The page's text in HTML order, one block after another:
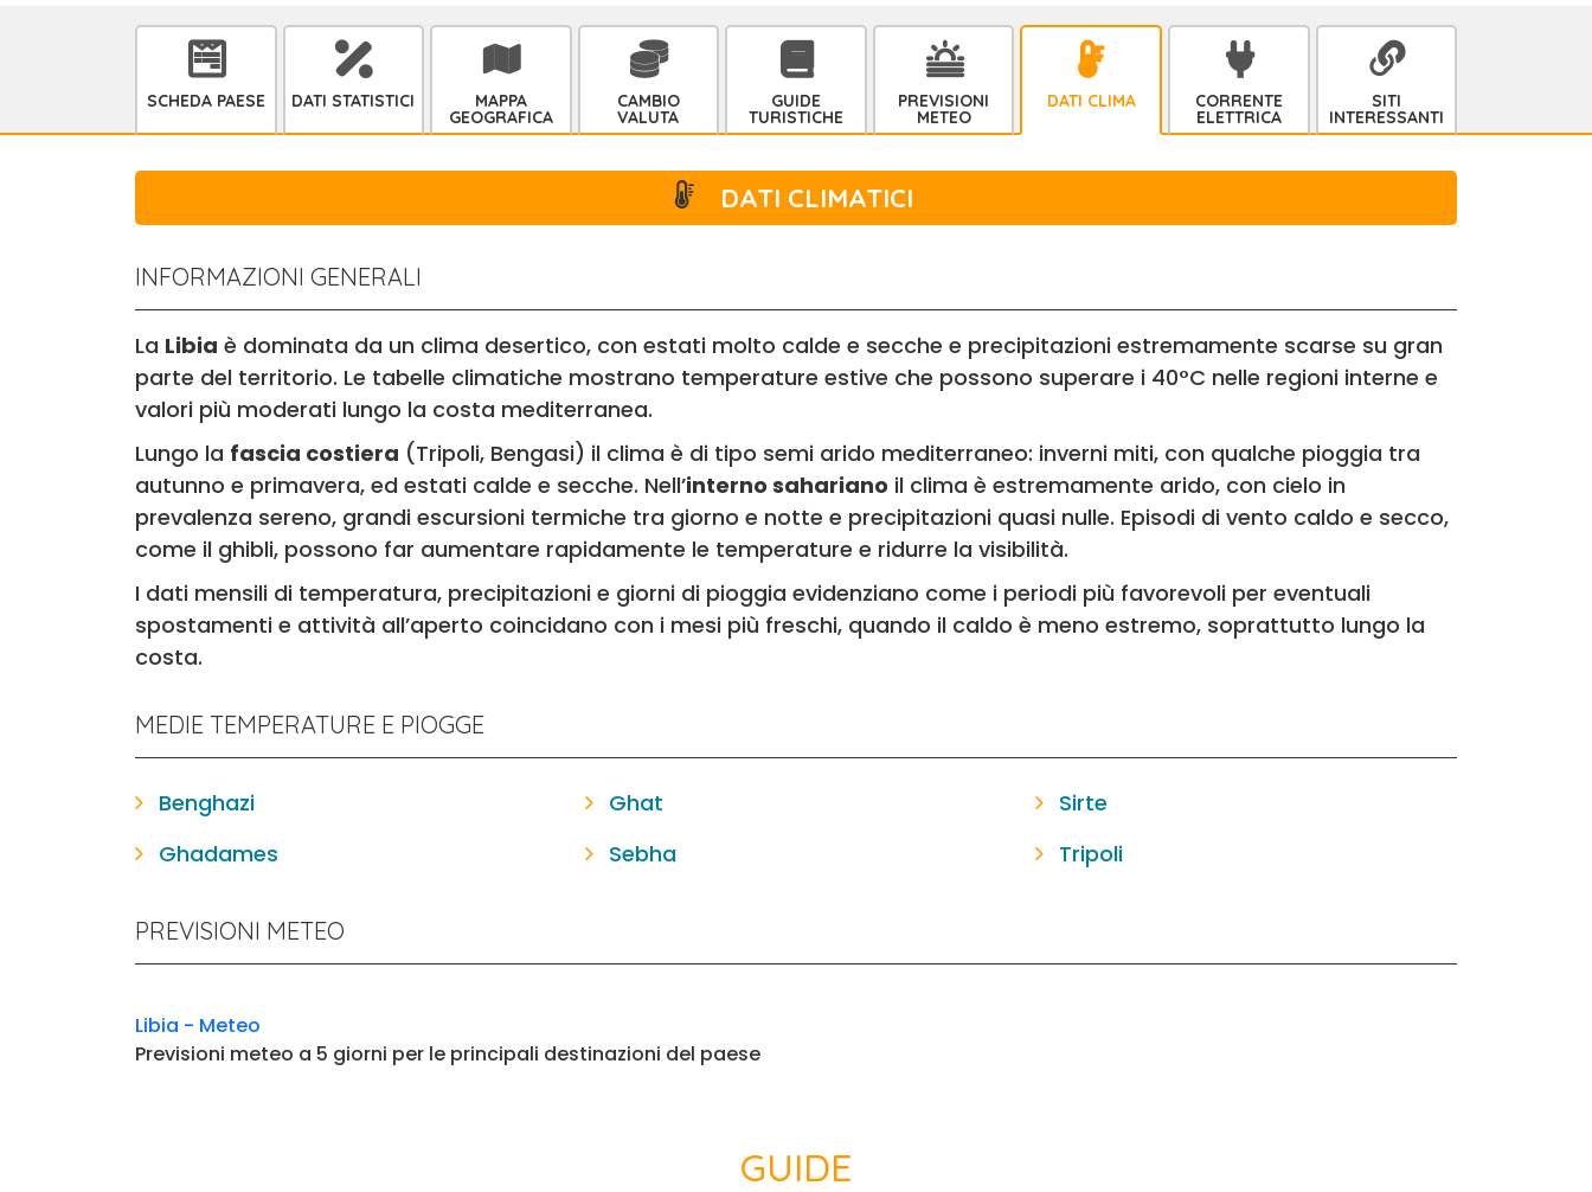
SCHEDA PAESE DATI STATISTICI MAPPA
GEOGRAFICA
CAMBIO
VALUTA
GUIDE
TURISTICHE
PREVISIONI
METEO
DATI CLIMA CORRENTE
ELETTRICA
SITI
INTERESSANTI
DATI CLIMATICI
INFORMAZIONI GENERALI
La Libia è dominata da un clima desertico, con estati molto calde e secche e precipitazioni estremamente scarse su gran
parte del territorio. Le tabelle climatiche mostrano temperature estive che possono superare i 40°C nelle regioni interne e
valori più moderati lungo la costa mediterranea.
Lungo la fascia costiera (Tripoli, Bengasi) il clima è di tipo semi arido mediterraneo: inverni miti, con qualche pioggia tra
autunno e primavera, ed estati calde e secche. Nell’interno sahariano il clima è estremamente arido, con cielo in
prevalenza sereno, grandi escursioni termiche tra giorno e notte e precipitazioni quasi nulle. Episodi di vento caldo e secco,
come il ghibli, possono far aumentare rapidamente le temperature e ridurre la visibilità.
I dati mensili di temperatura, precipitazioni e giorni di pioggia evidenziano come i periodi più favorevoli per eventuali
spostamenti e attività all’aperto coincidano con i mesi più freschi, quando il caldo è meno estremo, soprattutto lungo la
costa.
MEDIE TEMPERATURE E PIOGGE
Benghazi
Ghadames
Ghat
Sebha
Sirte
Tripoli
PREVISIONI METEO
Libia - Meteo
Previsioni meteo a 5 giorni per le principali destinazioni del paese
GUIDE